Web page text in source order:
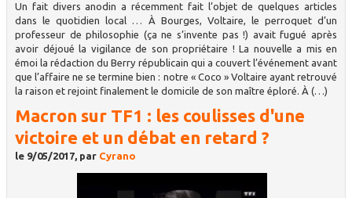
Un fait divers anodin a récemment fait l’objet de quelques articles
dans le quotidien local … À Bourges, Voltaire, le perroquet d’un
professeur de philosophie (ça ne s’invente pas !) avait fugué après
avoir déjoué la vigilance de son propriétaire ! La nouvelle a mis en
émoi la rédaction du Berry républicain qui a couvert l’événement avant
que l’affaire ne se termine bien : notre « Coco » Voltaire ayant retrouvé
la raison et rejoint finalement le domicile de son maître éploré. À (…)
Macron sur TF1 : les coulisses d'une
victoire et un débat en retard ?
le 9/05/2017, par Cyrano